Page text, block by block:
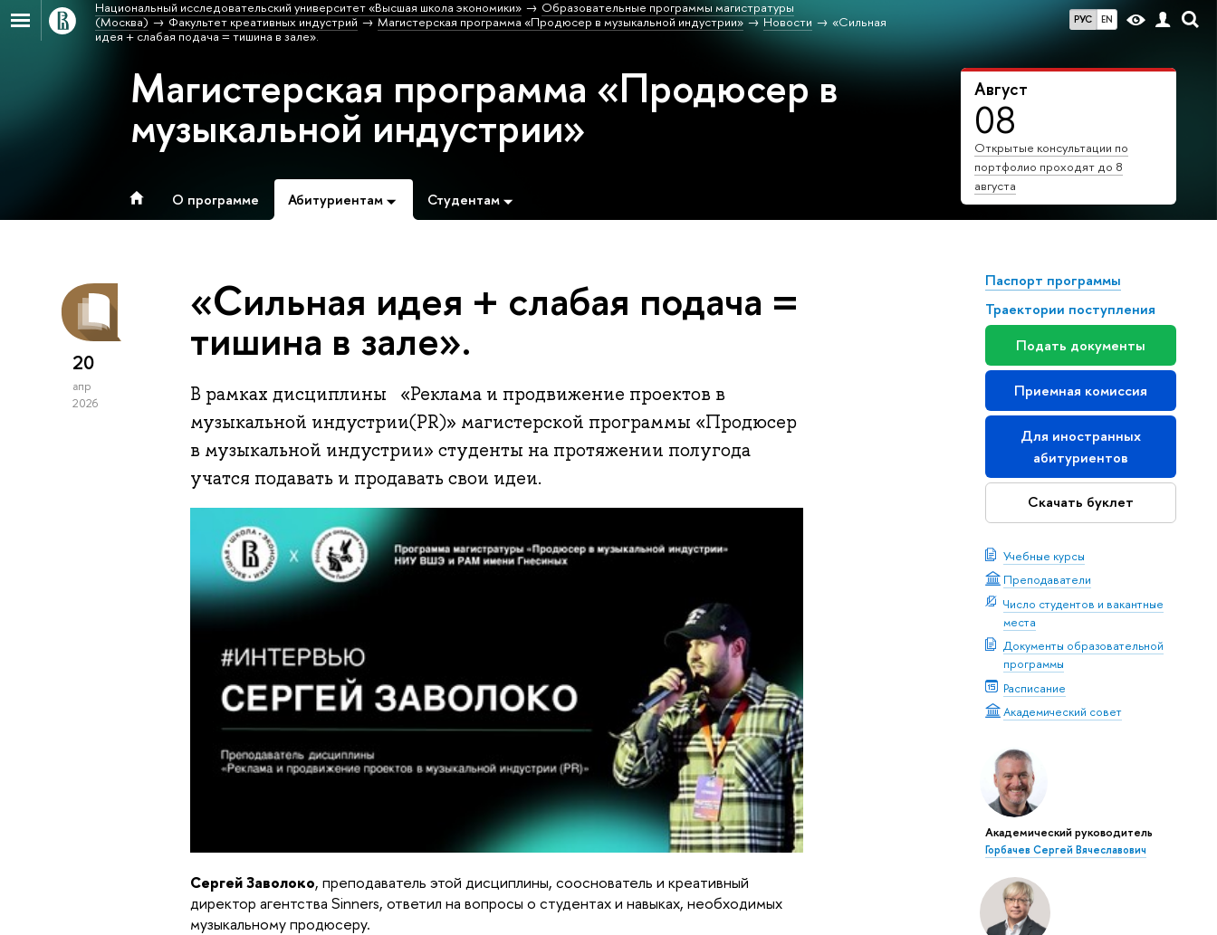
РУС EN
Национальный исследовательский университет «Высшая школа экономики»
Образовательные программы магистратуры
(Москва)
Факультет креативных индустрий Магистерская программа «Продюсер в музыкальной индустрии» Новости
«Сильная
идея + слабая подача = тишина в зале».
Август
08
Открытые консультации по
портфолио проходят до 8
августа
Магистерская программа «Продюсер в
музыкальной индустрии»
О программе Абитуриентам Студентам
Паспорт программы
Траектории поступления
Подать документы
Приемная комиссия
Для иностранных
абитуриентов
Скачать буклет
Учебные курсы
Преподаватели
Число студентов и вакантные
места
Документы образовательной
программы
Расписание
Академический совет
Академический руководитель
Горбачев Сергей Вячеславович
20
апр
2026
«Сильная идея + слабая подача =
тишина в зале».
В рамках дисциплины «Реклама и продвижение проектов в
музыкальной индустрии(PR)» магистерской программы «Продюсер
в музыкальной индустрии» студенты на протяжении полугода
учатся подавать и продавать свои идеи.
Сергей Заволоко, преподаватель этой дисциплины, сооснователь и креативный
директор агентства Sinners, ответил на вопросы о студентах и навыках, необходимых
музыкальному продюсеру.